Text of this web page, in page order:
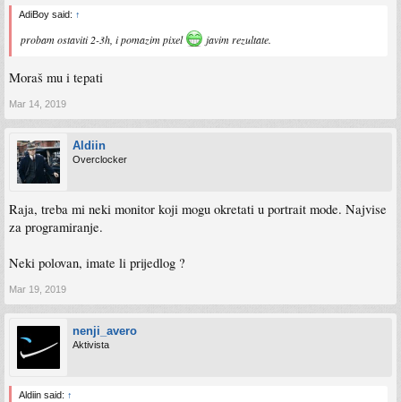
AdiBoy said: ↑
probam ostaviti 2-3h, i pomazim pixel javim rezultate.
Moraš mu i tepati
Mar 14, 2019
Aldiin
Overclocker
Raja, treba mi neki monitor koji mogu okretati u portrait mode. Najvise
za programiranje.
Neki polovan, imate li prijedlog ?
Mar 19, 2019
nenji_avero
Aktivista
Aldiin said: ↑